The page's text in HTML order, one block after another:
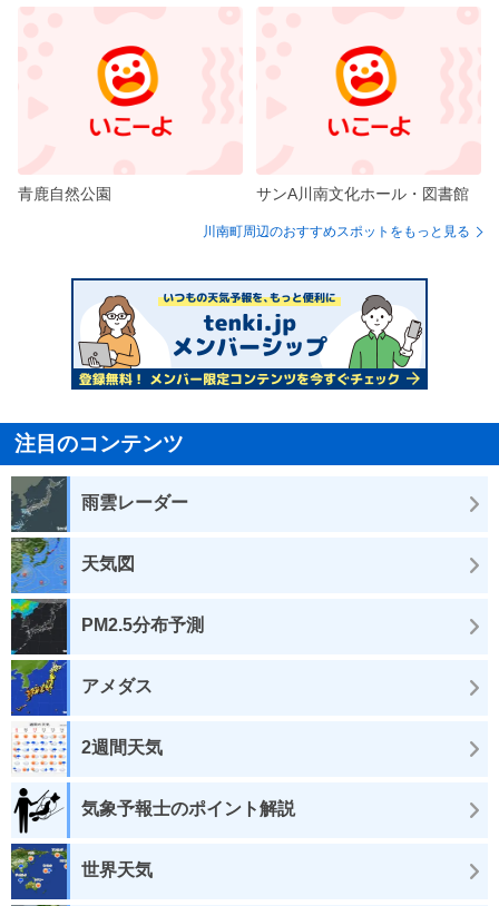
青鹿自然公園 サンA川南文化ホール・図書館
川南町周辺のおすすめスポットをもっと見る
注目のコンテンツ
雨雲レーダー
天気図
PM2.5分布予測
アメダス
2週間天気
気象予報士のポイント解説
世界天気